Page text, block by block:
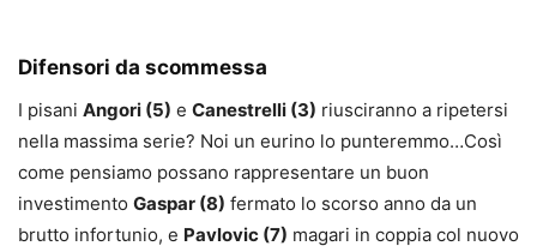
Difensori da scommessa
I pisani Angori (5) e Canestrelli (3) riusciranno a ripetersi
nella massima serie? Noi un eurino lo punteremmo…Così
come pensiamo possano rappresentare un buon
investimento Gaspar (8) fermato lo scorso anno da un
brutto infortunio, e Pavlovic (7) magari in coppia col nuovo